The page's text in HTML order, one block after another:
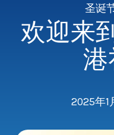
圣诞
欢迎来
2025年1